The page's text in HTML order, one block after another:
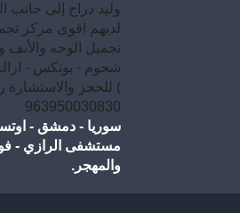
وليد دراج إلى جانب
لديهم اقوى مركز
تجميل الوجه والأنف
شحوم - بوتكس -
) للحجز والاستشارة
963950030830
سوريا - دمشق -
مستشفى الرازي -
والمهجر.